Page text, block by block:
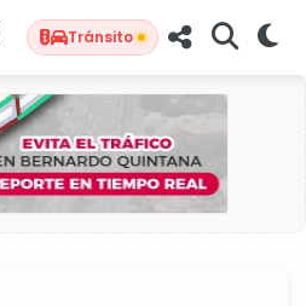
Tránsito